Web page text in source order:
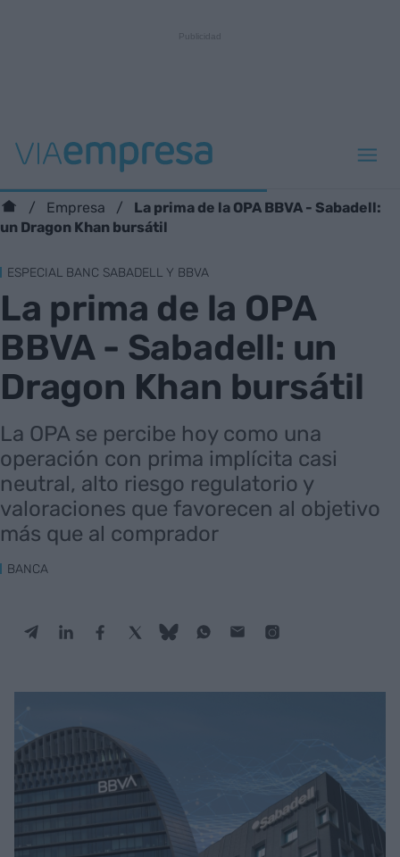
Empresa
La prima de la OPA BBVA - Sabadell:
un Dragon Khan bursátil
ESPECIAL BANC SABADELL Y BBVA
La prima de la OPA
BBVA - Sabadell: un
Dragon Khan bursátil
La OPA se percibe hoy como una
operación con prima implícita casi
neutral, alto riesgo regulatorio y
valoraciones que favorecen al objetivo
más que al comprador
BANCA